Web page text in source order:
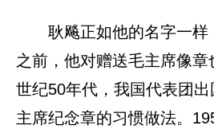
耿飚正如他的名字一
之前，他对赠送毛主席像
世纪50年代，我国代表团
主席纪念章的习惯做法。